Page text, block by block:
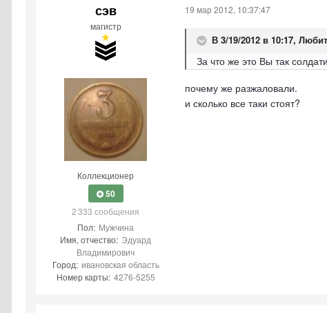
сэв
магистр
Коллекционер
50
2 333 сообщения
Пол: Мужчина
Имя, отчество: Эдуард
Владимирович
Город: ивановская область
Номер карты: 4276-5255
19 мар 2012, 10:37:47
В 3/19/2012 в 10:17,
За что же это Вы так
почему же разжаловали.
и сколько все таки стоят?